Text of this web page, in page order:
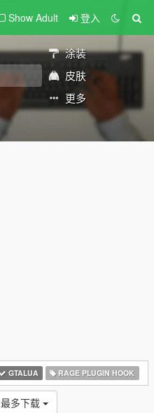
Show Adult 登入
涂装
皮肤
更多
GTALUA RAGE PLUGIN HOOK
最多下载